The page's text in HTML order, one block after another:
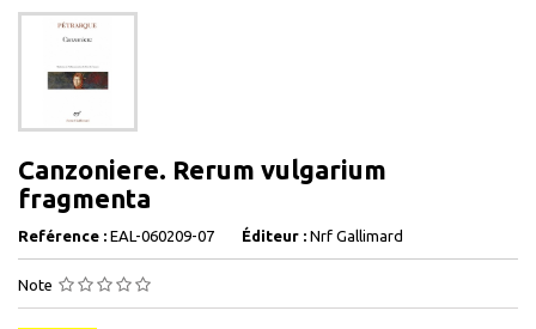
Canzoniere. Rerum vulgarium
fragmenta
Reférence : EAL-060209-07 Éditeur : Nrf Gallimard
Note